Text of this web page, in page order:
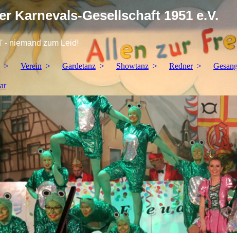
Karnevals-Gesellschaft 1951 e.V.
- niemand zum Leid!
Verein Gardetanz Showtanz Redner